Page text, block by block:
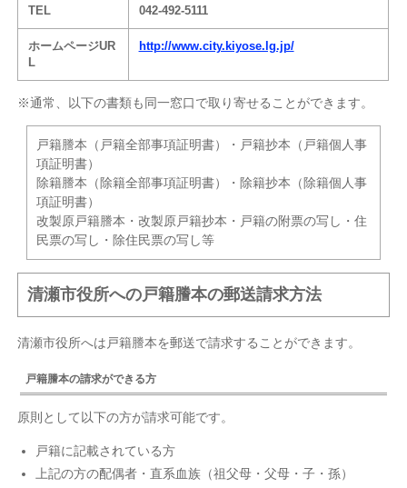
TEL 042-492-5111
ホームページUR
L
http://www.city.kiyose.lg.jp/
※通常、以下の書類も同一窓口で取り寄せることができます。
戸籍謄本（戸籍全部事項証明書）・戸籍抄本（戸籍個人事
項証明書）
除籍謄本（除籍全部事項証明書）・除籍抄本（除籍個人事
項証明書）
改製原戸籍謄本・改製原戸籍抄本・戸籍の附票の写し・住
民票の写し・除住民票の写し等
清瀬市役所への戸籍謄本の郵送請求方法
清瀬市役所へは戸籍謄本を郵送で請求することができます。
戸籍謄本の請求ができる方
原則として以下の方が請求可能です。
戸籍に記載されている方
上記の方の配偶者・直系血族（祖父母・父母・子・孫）